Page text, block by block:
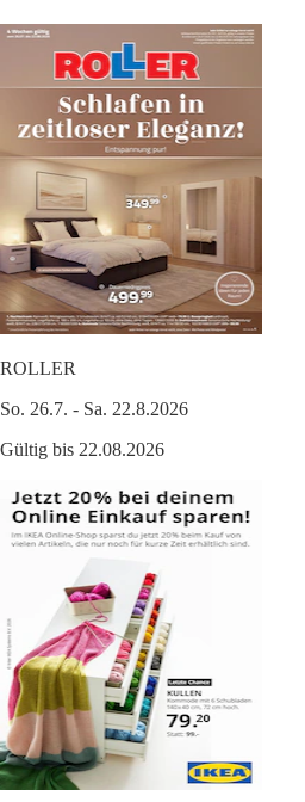
ROLLER
So. 26.7. - Sa. 22.8.2026
Gültig bis 22.08.2026